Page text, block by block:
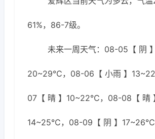
61%，86-7级。
未来一周天气：08-05【 阴 】
20~29℃，08-06【 小雨 】
07【 晴 】10~22℃，08-08【 晴
14~25℃，08-09【 阴 】